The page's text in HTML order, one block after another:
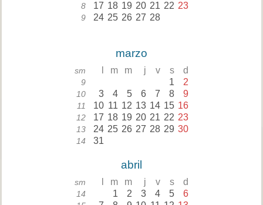
8 17 18 19 20 21 22 23
9 24 25 26 27 28
marzo
sm m m j v s d
9 1 2
10 3 4 5 6 7 8 9
11 10 11 12 13 14 15 16
12 17 18 19 20 21 22 23
13 24 25 26 27 28 29 30
14 31
abril
sm m m j v s d
14 1 2 3 4 5 6